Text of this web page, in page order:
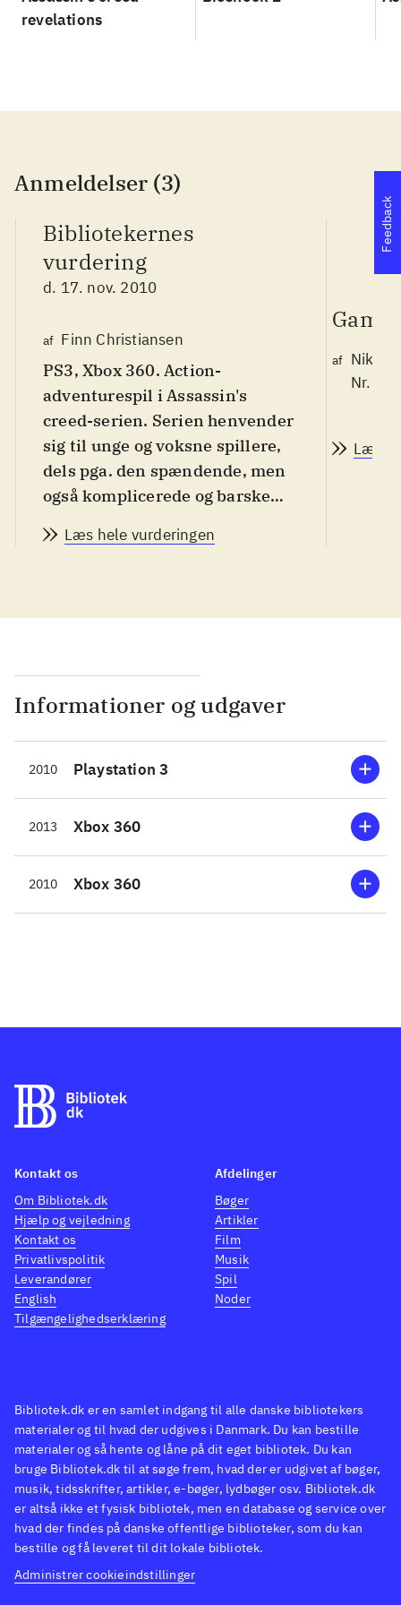
revelations
Anmeldelser (3)
Bibliotekernes
vurdering
d. 17. nov. 2010
af Finn Christiansen
PS3, Xbox 360. Action-
adventurespil i Assassin's
creed-serien. Serien henvender
sig til unge og voksne spillere,
dels pga. den spændende, men
også komplicerede og barske
vold. Målgruppen er fra 15 år.
undertekster. PEGI: 18 og
Spillet ligner grundlæggende
sin forgænger Assassin's creed
II, 2009. Historien er
naturligvis ny (og lang - cirka
15 timer), og den holder samme
fremragende niveau som sine
forgængere. Her er handlingen
selv, eller de kan hjælpe ham
gameplay. Nærværende spil er
desuden det første i serien, som
Især faktion mod faktion-
kampe over internet fungerer
rigtig godt. Grafisk er spillet
stadig en lækkerbisken og
stemmeskuespillet er i en
klasse for sig. Man kan kun
være imponeret
muligheder fremhæves.
Derudover er Prince of Persia-
spillene lignende.
Seriens meget høje
kvalitetsniveau fortsætter i
Assassin's creed - brotherhood.
Historien er lang og velskrevet
Læs hele vurderingen
af
Nr.
Læs
Informationer og udgaver
2010 Playstation 3
2013 Xbox 360
2010 Xbox 360
Feedback
Bibliotek.dk er en samlet indgang til alle danske bibliotekers
materialer og til hvad der udgives i Danmark. Du kan bestille
materialer og så hente og låne på dit eget bibliotek. Du kan
bruge Bibliotek.dk til at søge frem, hvad der er udgivet af bøger,
musik, tidsskrifter, artikler, e-bøger, lydbøger osv. Bibliotek.dk
er altså ikke et fysisk bibliotek, men en database og service over
hvad der findes på danske offentlige biblioteker, som du kan
bestille og få leveret til dit lokale bibliotek.
Administrer cookieindstillinger
Kontakt os
Om Bibliotek.dk
Hjælp og vejledning
Kontakt os
Privatlivspolitik
Leverandører
English
Tilgængelighedserklæring
Afdelinger
Bøger
Artikler
Film
Musik
Spil
Noder